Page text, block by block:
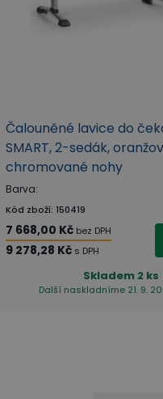
Čalouněné lavice do
SMART, 2-sedák,
chromované nohy
Barva:
Kód zboží: 150419
7 668,00 Kč bez DPH
9 278,28 Kč s DPH
Skladem 2 ks
Další naskladníme 21. 9.